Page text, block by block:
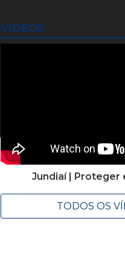
VÍDEOS
Jundiaí | Proteger
TODOS OS